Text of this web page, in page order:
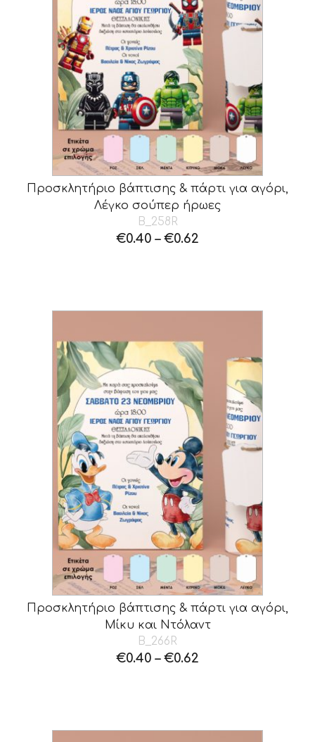
Προσκλητήριο βάπτισης & πάρτι για αγόρι,
Λέγκο σούπερ ήρωες
B_258R
€0.40 – €0.62
Προσκλητήριο βάπτισης & πάρτι για αγόρι,
Μίκυ και Ντόλαντ
B_266R
€0.40 – €0.62